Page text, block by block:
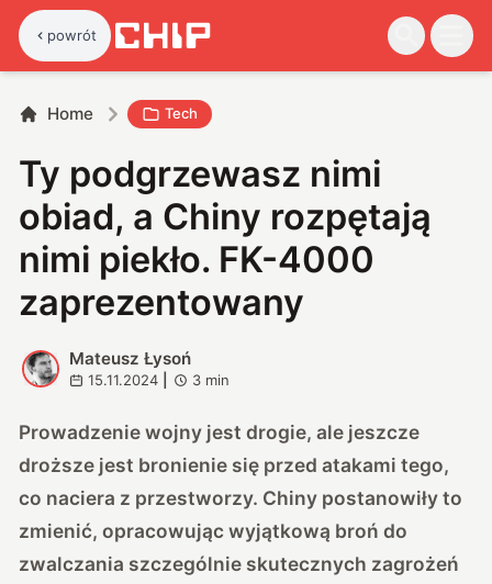
powrót
Home Tech
Ty podgrzewasz nimi
obiad, a Chiny rozpętają
nimi piekło. FK-4000
zaprezentowany
M
Mateusz Łysoń
15.11.2024 3 min
Prowadzenie wojny jest drogie, ale jeszcze
droższe jest bronienie się przed atakami tego,
co naciera z przestworzy. Chiny postanowiły to
zmienić, opracowując wyjątkową broń do
zwalczania szczególnie skutecznych zagrożeń